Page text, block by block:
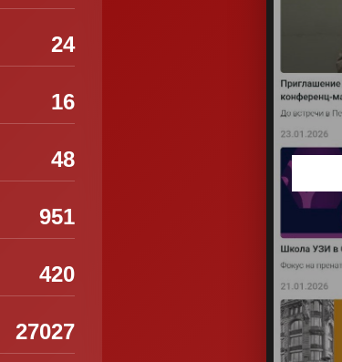
24
16
48
951
420
27027